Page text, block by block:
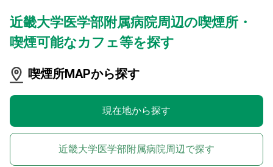
近畿大学医学部附属病院周辺の喫煙所・
喫煙可能なカフェ等を探す
喫煙所MAPから探す
現在地から探す
近畿大学医学部附属病院周辺で探す